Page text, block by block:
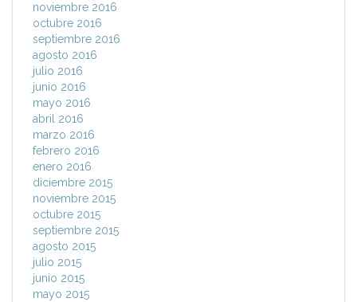
noviembre 2016
octubre 2016
septiembre 2016
agosto 2016
julio 2016
junio 2016
mayo 2016
abril 2016
marzo 2016
febrero 2016
enero 2016
diciembre 2015
noviembre 2015
octubre 2015
septiembre 2015
agosto 2015
julio 2015
junio 2015
mayo 2015